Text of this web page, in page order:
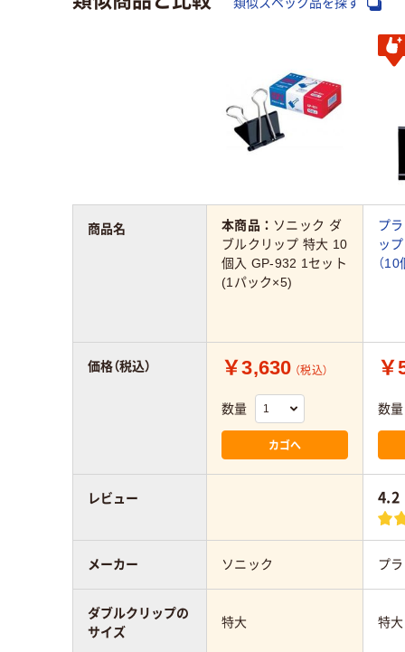
本商品： ソニック ダ
ブルクリップ 特大 10
個入 GP-932 1セット
(1パック×5)
プ
ッ
（
￥3,630 （税込）
数量
カゴへ
￥
数量
4.2
ソニック プ
特大 特大
商品名
価格（税込）
レビュー
メーカー
ダブルクリップの
サイズ